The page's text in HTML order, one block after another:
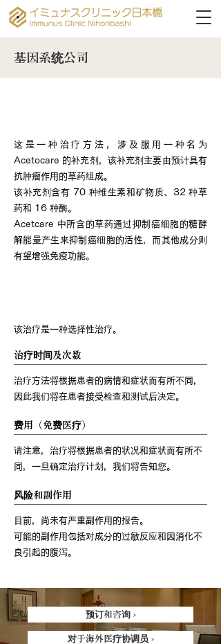
基因系统公司
这是一种治疗方法，涉及服用一种名为
Acetocare 的补充剂，该补充剂主要由预计具有
抗肿瘤作用的草药组成。
该补充剂含有 70 种维生素和矿物质、32 种草
药和 16 种酶。
Acetcare 中所含的草药通过抑制癌细胞的糖酵
解能量产生来抑制癌细胞的活性，而其他成分则
有望增强免疫功能。
该治疗是一种选择性治疗。
治疗时间及次数
治疗方法将根据患者的病情和症状而有所不同，
因此我们将在患者接受检查和测试后决定。
费用（免费医疗）
请注意，治疗将根据患者的状况和症状而有所不
同，一旦确定治疗计划，我们将告知您。
风险和副作用
目前，尚未有严重副作用的报告。
可能的副作用包括对成分的过敏反应和因消化不
良引起的腹泻。
预订和咨询 ›
对于海外医疗协调员 ›